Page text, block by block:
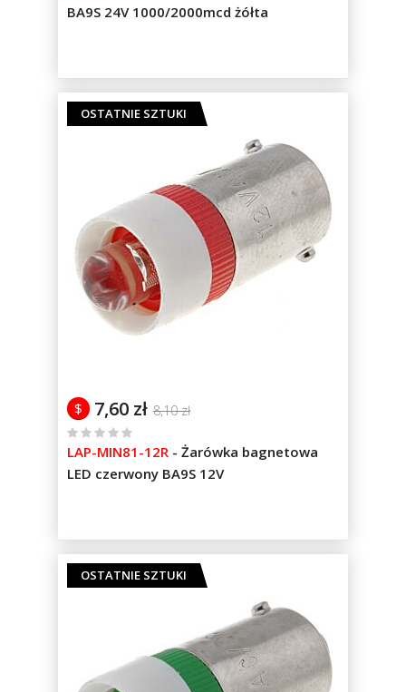
100
BA9S 24V 1000/2000mcd żółta
OSTATNIE SZTUKI
7,60 zł 8,10 zł
$
%
100
LAP-MIN81-12R - Żarówka bagnetowa
LED czerwony BA9S 12V
OSTATNIE SZTUKI